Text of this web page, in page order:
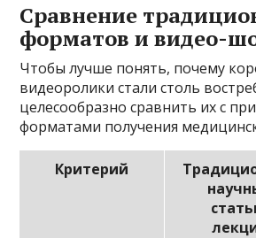
Сравнение
форматов и видео-
Чтобы лучше понять, почему
видеоролики стали столь
целесообразно сравнить их с
форматами получения
Критерий